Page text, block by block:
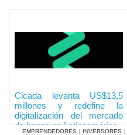
Cicada levanta US$13,5
millones y redefine la
digitalización del mercado
de bonos en Latinoamérica
EMPRENDEDORES | INVERSORES |